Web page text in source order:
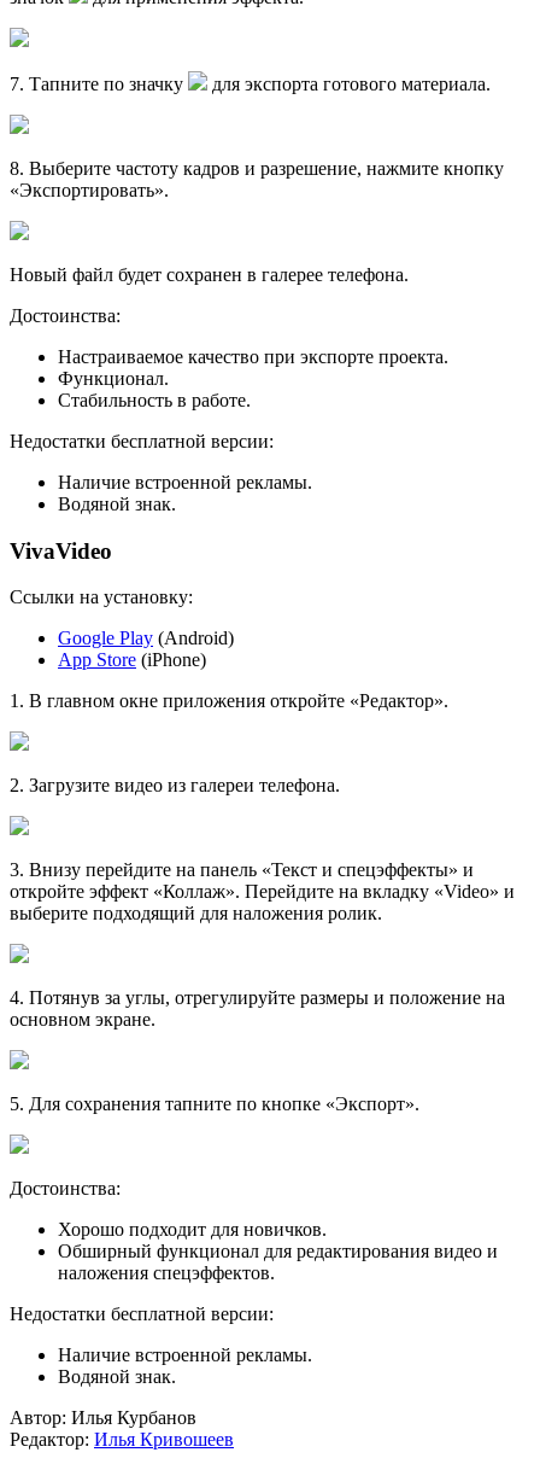
7. Тапните по значку для экспорта готового материала.
8. Выберите частоту кадров и разрешение, нажмите кнопку
«Экспортировать».
Новый файл будет сохранен в галерее телефона.
Достоинства:
Настраиваемое качество при экспорте проекта.
Функционал.
Стабильность в работе.
Недостатки бесплатной версии:
Наличие встроенной рекламы.
Водяной знак.
VivaVideo
Ссылки на установку:
Google Play (Android)
App Store (iPhone)
1 . В главном окне приложения откройте «Редактор».
2. Загрузите видео из галереи телефона.
3. Внизу перейдите на панель «Текст и спецэффекты» и
откройте эффект «Коллаж». Перейдите на вкладку «Video» и
выберите подходящий для наложения ролик.
4. Потянув за углы, отрегулируйте размеры и положение на
основном экране.
5. Для сохранения тапните по кнопке «Экспорт».
Достоинства:
Хорошо подходит для новичков.
Обширный функционал для редактирования видео и
наложения спецэффектов.
Недостатки бесплатной версии:
Наличие встроенной рекламы.
Водяной знак.
Автор: Илья Курбанов
Редактор: Илья Кривошеев